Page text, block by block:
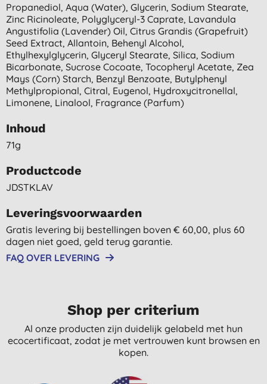
Propanediol, Aqua (water), Glycerin, Sodium Stearate,
Zinc Ricinoleate, Polyglyceryl-3 Caprate, Lavandula
Angustifolia (lavender) Oil, Citrus Grandis (grapefruit)
Seed Extract, Allantoin, Behenyl Alcohol,
Ethylhexylglycerin, Glyceryl Stearate, Silica, Sodium
Bicarbonate, Sucrose Cocoate, Tocopheryl Acetate, Zea
Mays (corn) Starch, Benzyl Benzoate, Butylphenyl
Methylpropional, Citral, Eugenol, Hydroxycitronellal,
Limonene, Linalool, Fragrance (parfum)
Inhoud
71g
Productcode
JDSTKLAV
Leveringsvoorwaarden
Gratis levering bij bestellingen boven € 60,00, plus 60
dagen niet goed, geld terug garantie.
FAQ OVER LEVERING
Shop per criterium
Al onze producten zijn duidelijk gelabeld met hun
ecocertificaat, zodat je met vertrouwen kunt browsen en
kopen.